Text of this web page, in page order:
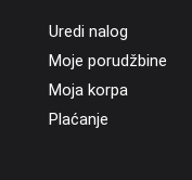
Uredi nalog
Moje porudžbine
Moja korpa
Plaćanje